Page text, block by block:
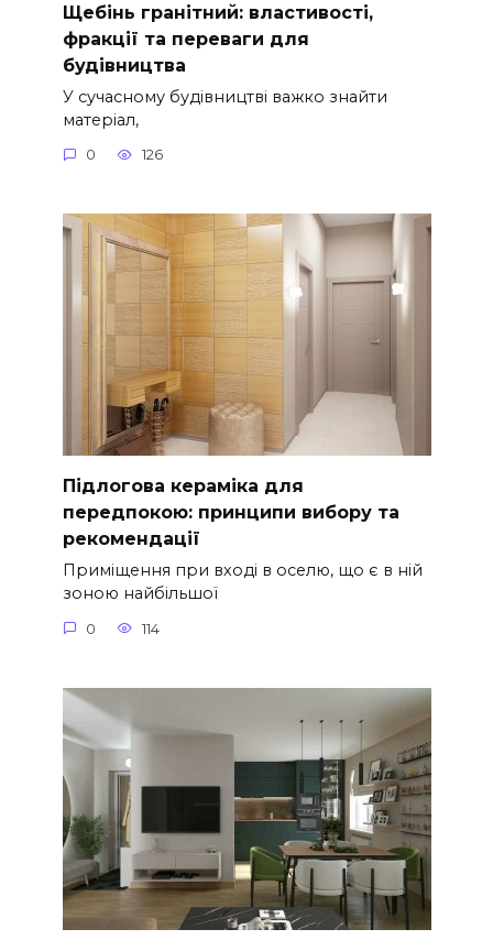
Щебінь гранітний: властивості,
фракції та переваги для
будівництва
У сучасному будівництві важко знайти
матеріал,
0 126
Підлогова кераміка для
передпокою: принципи вибору та
рекомендації
Приміщення при вході в оселю, що є в ній
зоною найбільшої
0 114